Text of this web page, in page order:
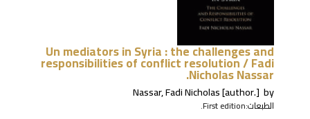
Un mediators in Syria : the challenges and
responsibilities of conflict resolution /Fadi
Nicholas Nassar.
by
Nassar, Fadi Nicholas[author.]
الطبعات:First edition.